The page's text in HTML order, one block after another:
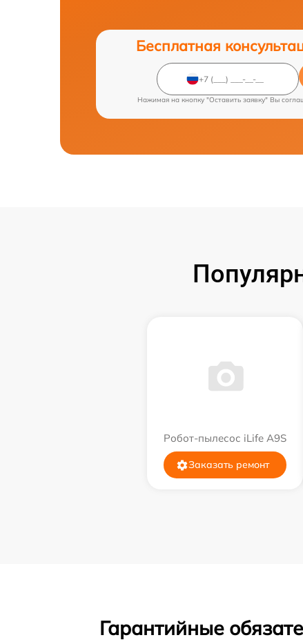
Бесплатная
Нажимая на кнопку "Оставить заявку" Вы
Робот-пылесос iLife A9S
Заказать ремонт
Гарантийные